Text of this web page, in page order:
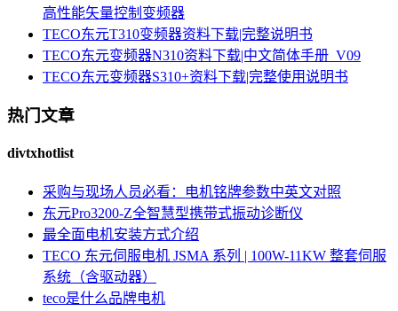
高性能矢量控制变频器
TECO东元T310变频器资料下载|完整说明书
TECO东元变频器N310资料下载|中文简体手册_V09
TECO东元变频器S310+资料下载|完整使用说明书
热门文章
divtxhotlist
采购与现场人员必看：电机铭牌参数中英文对照
东元Pro3200-Z全智慧型携带式振动诊断仪
最全面电机安装方式介绍
TECO 东元伺服电机 JSMA 系列 | 100W-11KW 整套伺服
系统（含驱动器）
teco是什么品牌电机